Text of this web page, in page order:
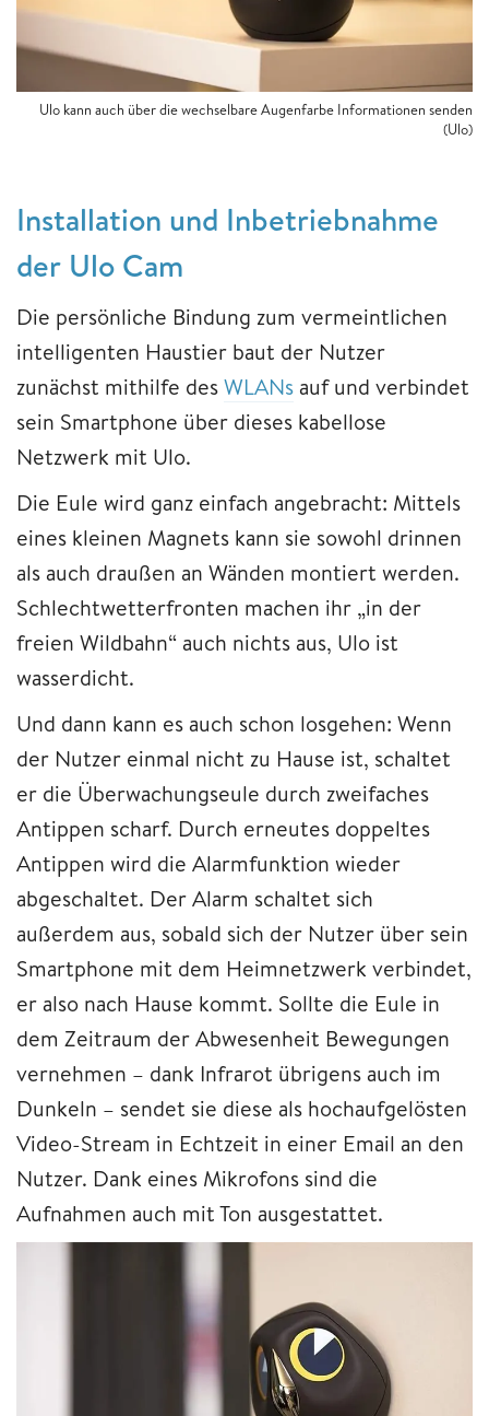
Ulo kann auch über die wechselbare Augenfarbe Informationen senden
(Ulo)
Installation und Inbetriebnahme
der Ulo Cam
Die persönliche Bindung zum vermeintlichen
intelligenten Haustier baut der Nutzer
zunächst mithilfe desWLANs auf und verbindet
sein Smartphone über dieses kabellose
Netzwerk mit Ulo.
Die Eule wird ganz einfach angebracht: Mittels
eines kleinen Magnets kann sie sowohl drinnen
als auch draußen an Wänden montiert werden.
Schlechtwetterfronten machen ihr „in der
freien Wildbahn“ auch nichts aus, Ulo ist
wasserdicht.
Und dann kann es auch schon losgehen: Wenn
der Nutzer einmal nicht zu Hause ist, schaltet
er die Überwachungseule durch zweifaches
Antippen scharf. Durch erneutes doppeltes
Antippen wird die Alarmfunktion wieder
abgeschaltet. Der Alarm schaltet sich
außerdem aus, sobald sich der Nutzer über sein
Smartphone mit dem Heimnetzwerk verbindet,
er also nach Hause kommt. Sollte die Eule in
dem Zeitraum der Abwesenheit Bewegungen
vernehmen – dank Infrarot übrigens auch im
Dunkeln – sendet sie diese als hochaufgelösten
Video-Stream in Echtzeit in einer Email an den
Nutzer. Dank eines Mikrofons sind die
Aufnahmen auch mit Ton ausgestattet.